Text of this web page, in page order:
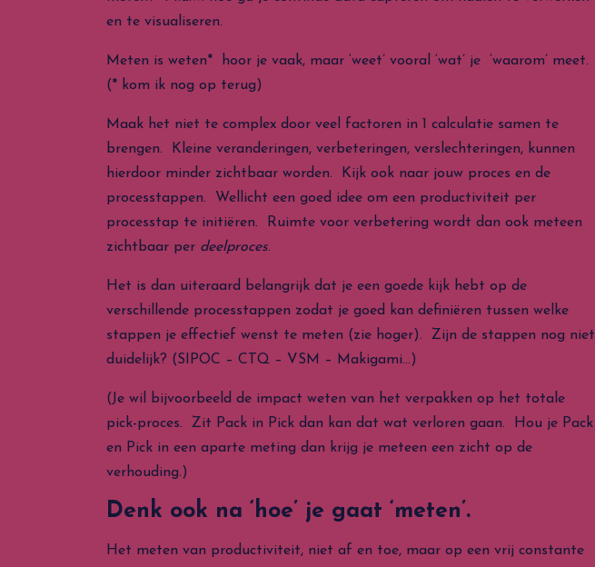
en te visualiseren.
Meten is weten* hoor je vaak, maar ‘weet’ vooral ‘wat’ je ‘waarom’ meet.
(* kom ik nog op terug)
Maak het niet te complex door veel factoren in 1 calculatie samen te
brengen. Kleine veranderingen, verbeteringen, verslechteringen, kunnen
hierdoor minder zichtbaar worden. Kijk ook naar jouw proces en de
processtappen. Wellicht een goed idee om een productiviteit per
processtap te initiëren. Ruimte voor verbetering wordt dan ook meteen
zichtbaar per deelproces.
Het is dan uiteraard belangrijk dat je een goede kijk hebt op de
verschillende processtappen zodat je goed kan definiëren tussen welke
stappen je effectief wenst te meten (zie hoger). Zijn de stappen nog niet
duidelijk? (SIPOC – CTQ – VSM – Makigami…)
(Je wil bijvoorbeeld de impact weten van het verpakken op het totale
pick-proces. Zit Pack in Pick dan kan dat wat verloren gaan. Hou je Pack
en Pick in een aparte meting dan krijg je meteen een zicht op de
verhouding.)
Denk ook na ‘hoe’ je gaat ‘meten’.
Het meten van productiviteit, niet af en toe, maar op een vrij constante